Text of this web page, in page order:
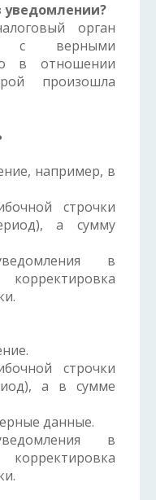
уведомлении?
орган
с верными
в отношении
произошла
например, в
строчки
а сумму
в
строчки
а в сумме
данные.
в